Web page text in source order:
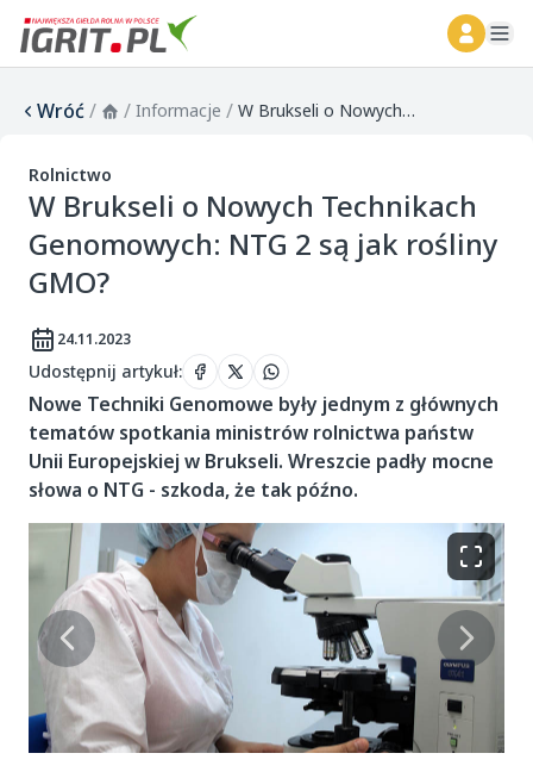
Wróć/ / Informacje / W Brukseli o Nowych Technikach Genomowych: NTG 2 są jak rośliny GMO?
Rolnictwo
W Brukseli o Nowych Technikach
Genomowych: NTG 2 są jak rośliny
GMO?
24.11.2023
Udostępnij artykuł:
Nowe Techniki Genomowe były jednym z głównych
tematów spotkania ministrów rolnictwa państw
Unii Europejskiej w Brukseli. Wreszcie padły mocne
słowa o NTG - szkoda, że tak późno.